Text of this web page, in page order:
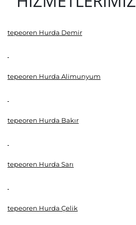
tepeoren Hurda Demir
tepeoren Hurda Alimunyum
tepeoren Hurda Bakır
tepeoren Hurda Sarı
tepeoren Hurda Çelik